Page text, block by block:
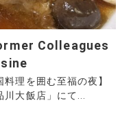
Colleagues
理を囲む至福の夜】
川大飯店」にて...